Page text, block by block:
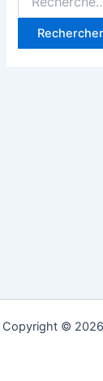
Copyright © 2026